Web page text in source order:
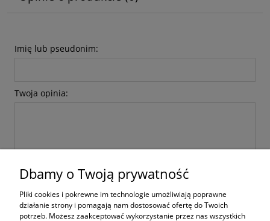
Imię lub pseudonim:
Twoja opinia:
Dbamy o Twoją prywatność
Pliki cookies i pokrewne im technologie umożliwiają poprawne
działanie strony i pomagają nam dostosować ofertę do Twoich
potrzeb. Możesz zaakceptować wykorzystanie przez nas wszystkich